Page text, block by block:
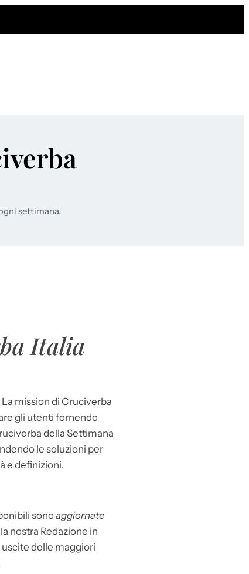
settimana.
Italia
mission di Cruciverba
gli utenti fornendo
della Settimana
le soluzioni per
e definizioni.
sonoaggiornate
nostra Redazione in
delle maggiori